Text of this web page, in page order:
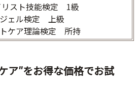
リスト技能検定 1級
ェル検定 上級
ケア理論検定 所持
ア″をお得な価格でお試